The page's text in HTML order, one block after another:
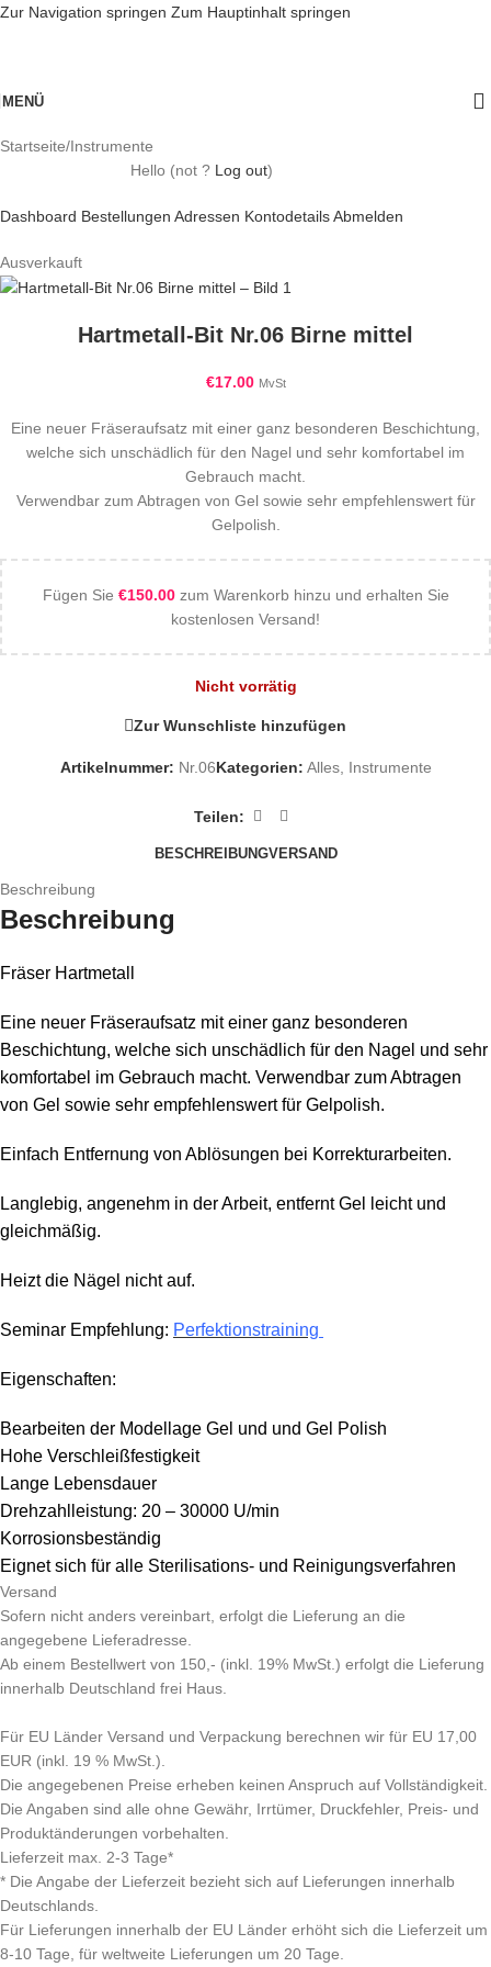
Zur Navigation springen Zum Hauptinhalt springen
MENÜ
Startseite/Instrumente
Hello (not ? Log out)
Dashboard Bestellungen Adressen KontodetailsAbmelden
Ausverkauft
Hartmetall-Bit Nr.06 Birne mittel
€17.00 MvSt
Eine neuer Fräseraufsatz mit einer ganz besonderen Beschichtung,
welche sich unschädlich für den Nagel und sehr komfortabel im
Gebrauch macht.
Verwendbar zum Abtragen von Gel sowie sehr empfehlenswert für
Gelpolish.
Fügen Sie €150.00zum Warenkorb hinzu und erhalten Sie
kostenlosen Versand!
Nicht vorrätig
Zur Wunschliste hinzufügen
Artikelnummer: Nr.06Kategorien: Alles, Instrumente
Teilen:
BESCHREIBUNGVERSAND
Beschreibung
Beschreibung
Fräser Hartmetall
Eine neuer Fräseraufsatz mit einer ganz besonderen
Beschichtung, welche sich unschädlich für den Nagel und sehr
komfortabel im Gebrauch macht. Verwendbar zum Abtragen
von Gel sowie sehr empfehlenswert für Gelpolish.
Einfach Entfernung von Ablösungen bei Korrekturarbeiten.
Langlebig, angenehm in der Arbeit, entfernt Gel leicht und
gleichmäßig.
Heizt die Nägel nicht auf.
Seminar Empfehlung: Perfektionstraining
Eigenschaften:
Bearbeiten der Modellage Gel und und Gel Polish
Hohe Verschleißfestigkeit
Lange Lebensdauer
Drehzahlleistung: 20 – 30000 U/min
Korrosionsbeständig
Eignet sich für alle Sterilisations- und Reinigungsverfahren
Versand
Sofern nicht anders vereinbart, erfolgt die Lieferung an die
angegebene Lieferadresse.
Ab einem Bestellwert von 150,- (inkl. 19% MwSt.) erfolgt die Lieferung
innerhalb Deutschland frei Haus.
Für EU Länder Versand und Verpackung berechnen wir für EU 17,00
EUR (inkl. 19 % MwSt.).
Die angegebenen Preise erheben keinen Anspruch auf Vollständigkeit.
Die Angaben sind alle ohne Gewähr, Irrtümer, Druckfehler, Preis- und
Produktänderungen vorbehalten.
Lieferzeit max. 2-3 Tage*
* Die Angabe der Lieferzeit bezieht sich auf Lieferungen innerhalb
Deutschlands.
Für Lieferungen innerhalb der EU Länder erhöht sich die Lieferzeit um
8-10 Tage, für weltweite Lieferungen um 20 Tage.